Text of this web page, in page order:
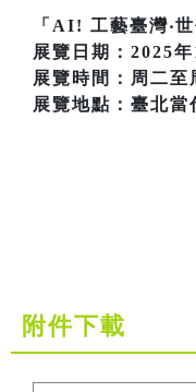
「AI! 工藝臺灣‧
展覽日期：2025
展覽時間：周二
展覽地點：臺北
附件下載